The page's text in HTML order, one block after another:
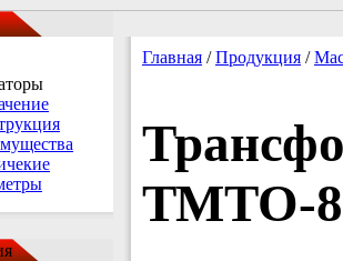
Главная /Продукция /
ТМТО-